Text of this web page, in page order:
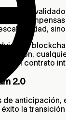
que los
una
el contrato
2.0
de
la